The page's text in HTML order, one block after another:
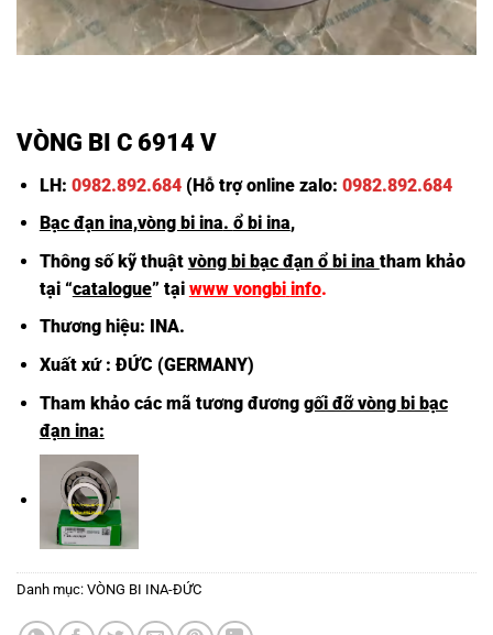
VÒNG BI C 6914 V
LH: 0982.892.684(Hỗ trợ online zalo: 0982.892.684
Bạc đạn ina,vòng bi ina. ổ bi ina,
Thông số kỹ thuật vòng bi bạc đạn ổ bi ina tham khảo
tại “catalogue” tại www vongbi info.
Thương hiệu: INA.
Xuất xứ : ĐỨC (GERMANY)
Tham khảo các mã tương đương gối đỡ vòng bi bạc
đạn ina:
Danh mục: VÒNG BI INA-ĐỨC